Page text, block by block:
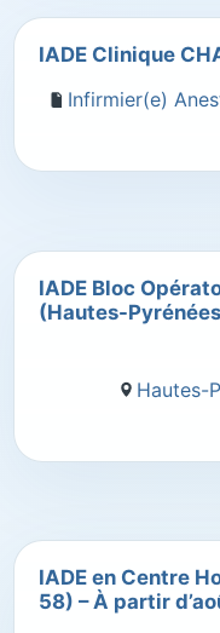
IADE Clinique
Infirmier(e)
IADE Bloc
(Hautes-
Hautes-
IADE en Centre
58) – À partir